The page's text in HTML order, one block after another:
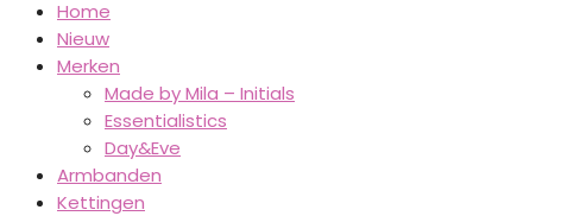
Home
Nieuw
Merken
Made by Mila – Initials
Essentialistics
Day&Eve
Armbanden
Kettingen